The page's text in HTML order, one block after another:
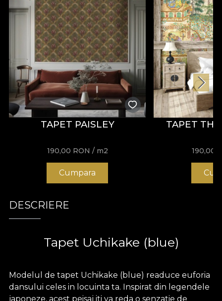
TAPET PAISLEY
190,00 RON / m2
Cumpara
TAPET
190,00
DESCRIERE
Tapet Uchikake (blue)
Modelul de tapet Uchikake (blue) readuce euforia
dansului celes in locuinta ta. Inspirat din legendele
japoneze, acest peisaj iti va reda o senzatie de